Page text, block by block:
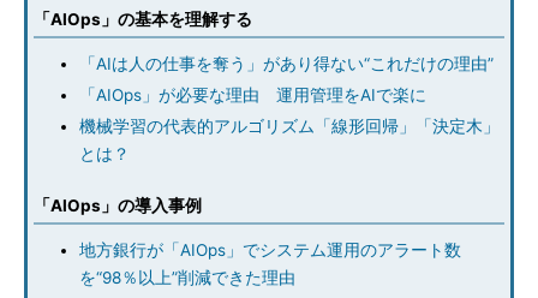
「AIOps」の基本を理解する
「AIは人の仕事を奪う」があり得ない“これだけの理由”
「AIOps」が必要な理由 運用管理をAIで楽に
機械学習の代表的アルゴリズム「線形回帰」「決定木」
とは？
「AIOps」の導入事例
地方銀行が「AIOps」でシステム運用のアラート数
を“98％以上”削減できた理由